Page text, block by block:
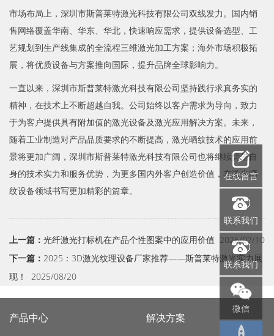
市场布局上，深圳市斯普莱特激光科技有限公司双线发力。国内销
售网络覆盖华南、华东、华北，快速响应需求，提供设备选型、工
艺规划到生产线集成的全流程三维激光加工方案；海外市场积极拓
展，将优质设备与方案推向国际，提升品牌全球影响力。
一直以来，深圳市斯普莱特激光科技有限公司坚持践行求真务实的
精神，在技术上不断超越自我。公司始终以客户需求为导向，致力
于为客户提供具有附加值的激光设备及激光应用解决方案。未来，
随着工业制造对产品品质要求的不断提高，激光晒纹技术的应用前
景将更加广阔，深圳市斯普莱特激光科技有限公司也将继续凭借自
身的技术实力和服务优势，为更多国内外客户创造价值，在激光晒
纹设备领域书写更加精彩的篇章。
上一篇： 光纤激光打标机在产品个性图案中的应用价值 2026/07/10
下一篇： 2025：3D激光纹理设备厂家推荐——斯普莱特激光实力展
现！
2025/08/20
产品中心 解决方案
在线留言
联系我们
联系我们
微信